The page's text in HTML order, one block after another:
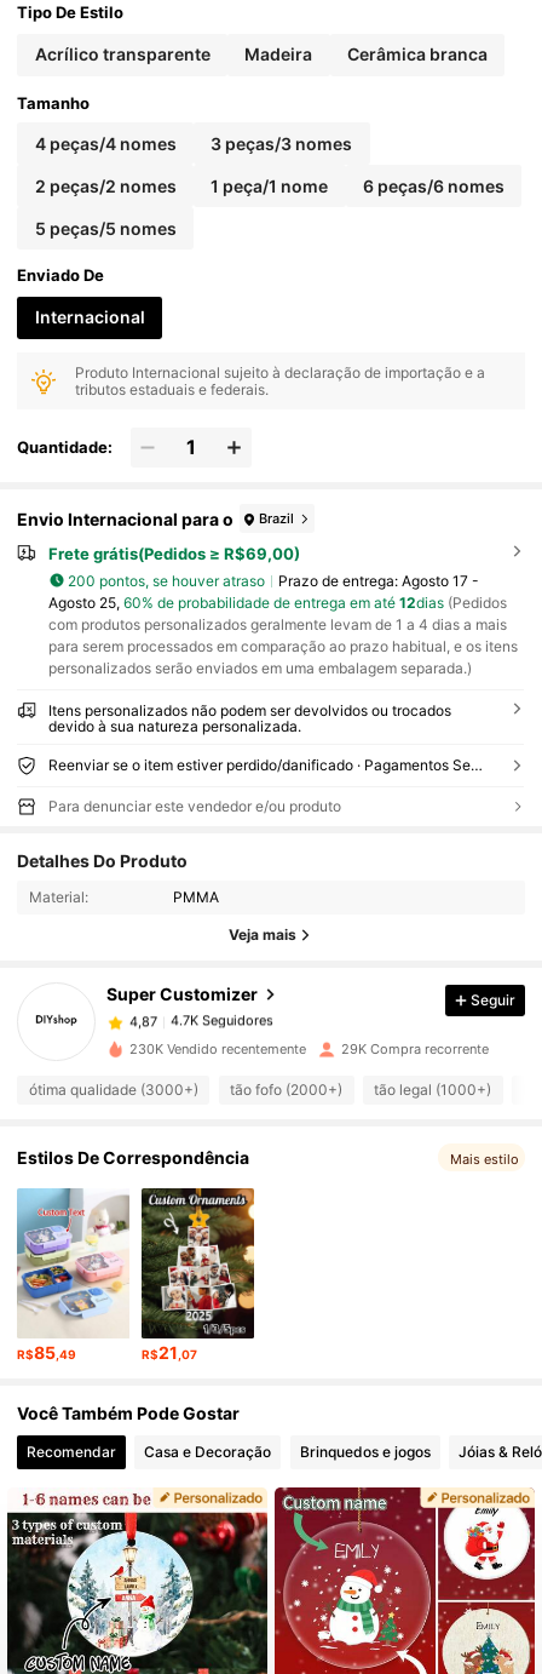
Tipo De Estilo
Acrílico transparente Madeira Cerâmica branca
Tamanho
4 peças/4 nomes 3 peças/3 nomes
2 peças/2 nomes 1 peça/1 nome 6 peças/6 nomes
5 peças/5 nomes
Enviado De
Internacional
Produto Internacional sujeito à declaração de importação e a
tributos estaduais e federais.
Quantidade:
Envio Internacional para o Brazil
Frete grátis(Pedidos ≥ R$69,00)
200 pontos, se houver atraso Prazo de entrega: Agosto 17 -
Agosto 25, 60% de probabilidade de entrega em até 12dias(Pedidos
com produtos personalizados geralmente levam de 1 a 4 dias a mais
para serem processados em comparação ao prazo habitual, e os itens
personalizados serão enviados em uma embalagem separada.)
Itens personalizados não podem ser devolvidos ou trocados
devido à sua natureza personalizada.
Reenviar se o item estiver perdido/danificado · Pagamentos Seguros · Proteção de privacidade
Para denunciar este vendedor e/ou produto
Detalhes Do Produto
Material: PMMA
Veja mais
Super Customizer
4,87 4.7K Seguidores
4.7K Seguidores
4,87
4.7K Seguidores
m***spago1 dia atrás
4,87 4.7K Seguidores
4,87 4.7K Seguidores
4,87 4.7K Seguidores
4,87 4.7K Seguidores
4,87 4.7K Seguidores
4,87 4.7K Seguidores
4,87 4.7K Seguidores
Seguir
230K Vendido recentemente 29K Compra recorrente
ótima qualidade (3000+) tão fofo (2000+) tão legal (1000+)
Estilos De Correspondência Mais estilo
R$85 ,49 R$21 ,07
Você Também Pode Gostar
Recomendar Casa e Decoração Brinquedos e jogos Jóias &